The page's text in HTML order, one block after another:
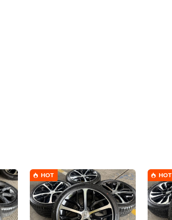
HOT HOT